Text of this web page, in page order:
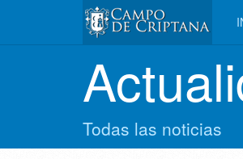
Todas las noticias